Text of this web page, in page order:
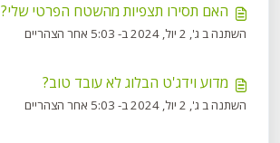
האם תסירו תצפיות מהשטח הפרטי שלי?
השתנה ב ג', 2 יול, 2024 ב- 5:03 אחר הצהריים
מדוע וידג'ט הבלוג לא עובד טוב?
השתנה ב ג', 2 יול, 2024 ב- 5:03 אחר הצהריים